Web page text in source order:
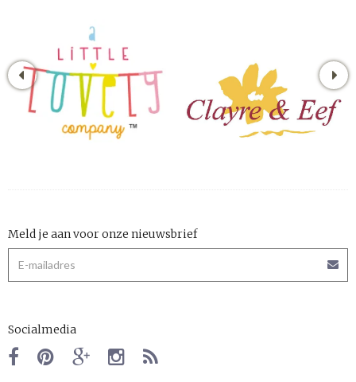
Meld je aan voor onze nieuwsbrief
Socialmedia